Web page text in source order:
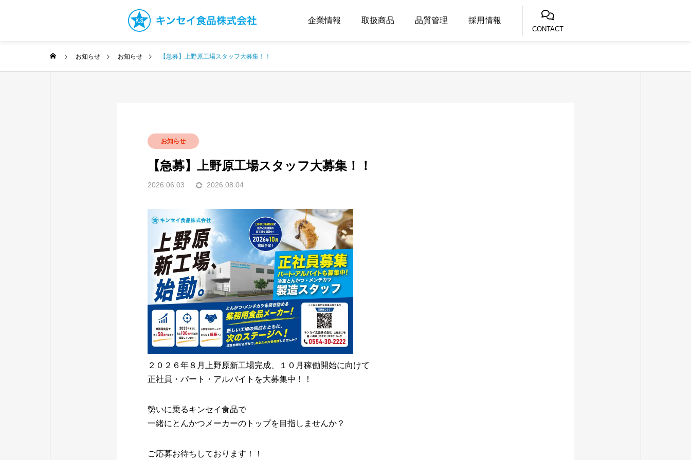
企業情報 取扱商品 品質管理 採用情報
CONTACT
お知らせ お知らせ 【急募】上野原工場スタッフ大募集！！
お知らせ
【急募】上野原工場スタッフ大募集！！
2026.06.03 2026.08.04
２０２６年８月上野原新工場完成、１０月稼働開始に向けて
正社員・パート・アルバイトを大募集中！！
勢いに乗るキンセイ食品で
一緒にとんかつメーカーのトップを目指しませんか？
ご応募お待ちしております！！